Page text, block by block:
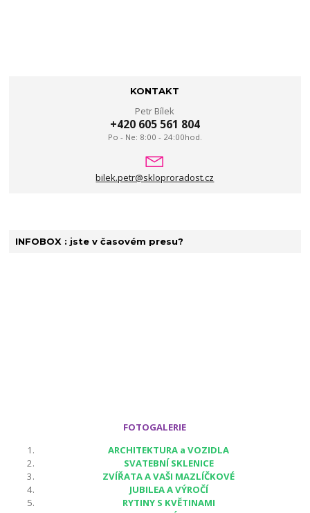
KONTAKT
Petr Bílek
+420 605 561 804
Po - Ne: 8:00 - 24:00hod.
bilek.petr@skloproradost.cz
INFOBOX : jste v časovém presu?
FOTOGALERIE
ARCHITEKTURA a VOZIDLA
SVATEBNÍ SKLENICE
ZVÍŘATA A VAŠI MAZLÍČKOVÉ
JUBILEA A VÝROČÍ
RYTINY S KVĚTINAMI